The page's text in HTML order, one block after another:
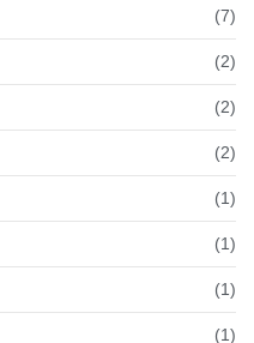
(7)
(2)
(2)
(2)
(1)
(1)
(1)
(1)